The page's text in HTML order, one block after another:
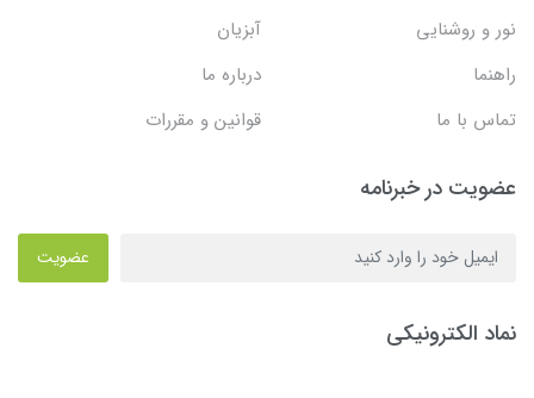
نور و روشنایی
آبزیان
راهنما
درباره ما
تماس با ما
قوانین و مقررات
عضویت در خبرنامه
عضویت
نماد الکترونیکی